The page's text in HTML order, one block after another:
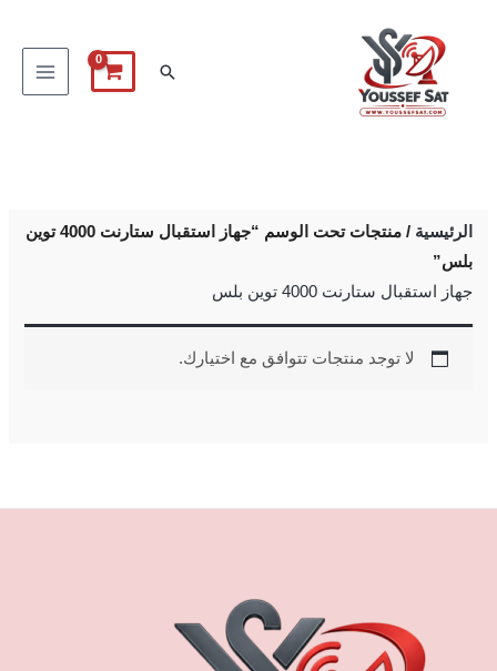
البحث
الرئيسية
/ منتجات تحت الوسم “جهاز استقبال ستارنت 4000 توين
بلس”
جهاز استقبال ستارنت 4000 توين بلس
لا توجد منتجات تتوافق مع اختيارك.